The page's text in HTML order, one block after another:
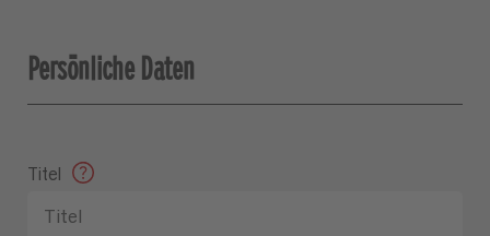
Persönliche Daten
Titel